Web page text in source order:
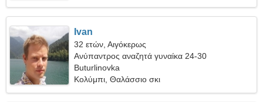
Ivan
32 ετών, Αιγόκερως
Ανύπαντρος αναζητά γυναίκα 24-30
Buturlinovka
Κολύμπι, Θαλάσσιο σκι